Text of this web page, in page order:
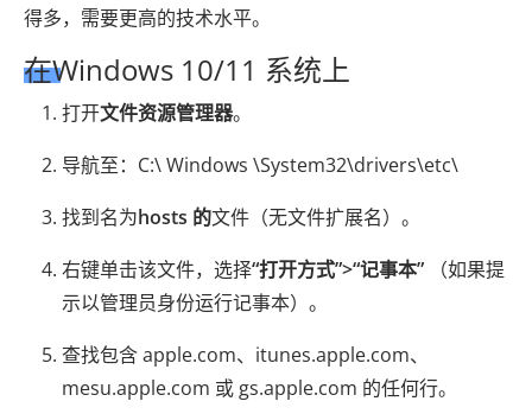
得多，需要更高的技术水平。
在Windows 10/11 系统上
打开文件资源管理器。
导航至：C:\ Windows \System32\drivers\etc\
找到名为hosts 的文件（无文件扩展名）。
右键单击该文件，选择“打开方式”>“记事本” （如果提
示以管理员身份运行记事本）。
查找包含 apple.com、itunes.apple.com、
mesu.apple.com 或 gs.apple.com 的任何行。